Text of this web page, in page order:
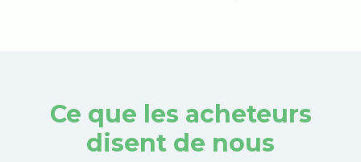
Ce que les acheteurs
disent de nous